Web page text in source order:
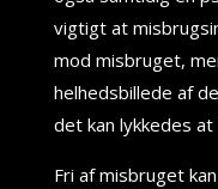
vigtigt at
mod misbruget,
helhedsbillede af
det kan lykkedes
Fri af misbruget